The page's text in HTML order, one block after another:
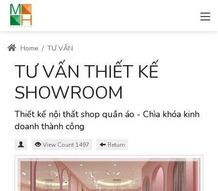
Home / TƯ VẤN
TƯ VẤN THIẾT KẾ
SHOWROOM
Thiết kế nội thất shop quần áo - Chìa khóa kinh
doanh thành công
View Count 1497 Return